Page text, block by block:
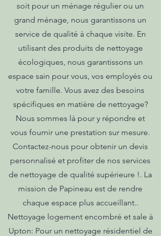
soit pour un ménage régulier ou un
grand ménage, nous garantissons un
service de qualité à chaque visite. En
utilisant des produits de nettoyage
écologiques, nous garantissons un
espace sain pour vous, vos employés ou
votre famille. Vous avez des besoins
spécifiques en matière de nettoyage?
Nous sommes là pour y répondre et
vous fournir une prestation sur mesure.
Contactez-nous pour obtenir un devis
personnalisé et profiter de nos services
de nettoyage de qualité supérieure !. La
mission de Papineau est de rendre
chaque espace plus accueillant..
Nettoyage logement encombré et sale à
Upton: Pour un nettoyage résidentiel de